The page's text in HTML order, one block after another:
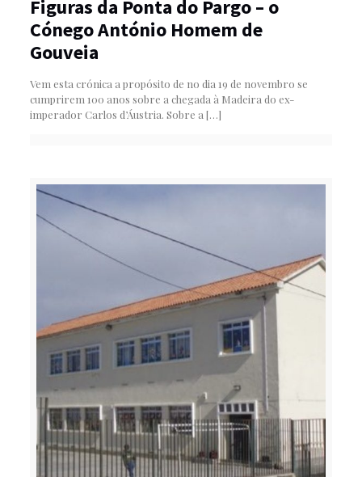
Figuras da Ponta do Pargo – o
Cónego António Homem de
Gouveia
Vem esta crónica a propósito de no dia 19 de novembro se
cumprirem 100 anos sobre a chegada à Madeira do ex-
imperador Carlos d’Áustria. Sobre a […]